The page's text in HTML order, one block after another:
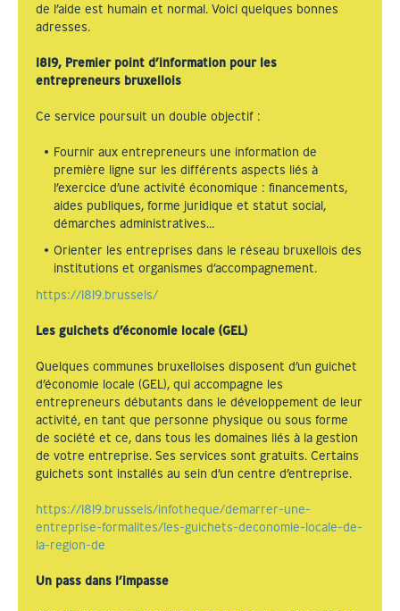
de l’aide est humain et normal. Voici quelques bonnes
adresses.
1819, Premier point d’information pour les
entrepreneurs bruxellois
Ce service poursuit un double objectif :
Fournir aux entrepreneurs une information de
première ligne sur les différents aspects liés à
l’exercice d’une activité économique : financements,
aides publiques, forme juridique et statut social,
démarches administratives…
Orienter les entreprises dans le réseau bruxellois des
institutions et organismes d’accompagnement.
https://1819.brussels/
Les guichets d’économie locale (GEL)
Quelques communes bruxelloises disposent d’un guichet
d’économie locale (GEL), qui accompagne les
entrepreneurs débutants dans le développement de leur
activité, en tant que personne physique ou sous forme
de société et ce, dans tous les domaines liés à la gestion
de votre entreprise. Ses services sont gratuits. Certains
guichets sont installés au sein d’un centre d’entreprise.
https://1819.brussels/infotheque/demarrer-une-
entreprise-formalites/les-guichets-deconomie-locale-de-
la-region-de
Un pass dans l’impasse